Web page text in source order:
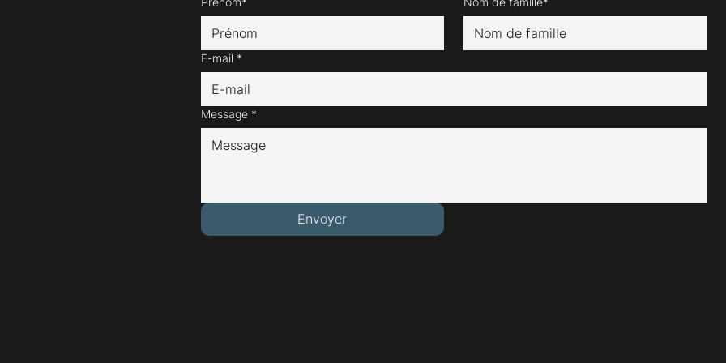
E-mail *
Message *
Envoyer